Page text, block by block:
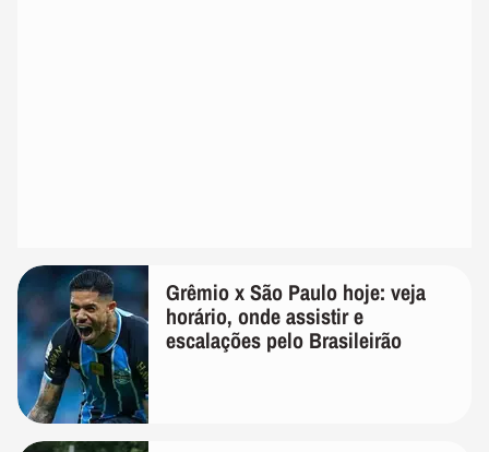
Grêmio x São Paulo hoje: veja
horário, onde assistir e
escalações pelo Brasileirão